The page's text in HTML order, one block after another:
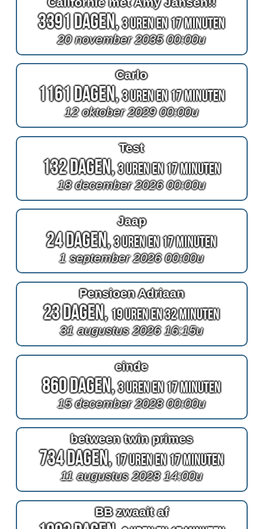
3391 Dagen,3 Uren en 17 Minuten
20 november 2035 00:00u
Carlo
1161 Dagen,3 Uren en 17 Minuten
12 oktober 2029 00:00u
Test
132 Dagen,3 Uren en 17 Minuten
18 december 2026 00:00u
Jaap
24 Dagen,3 Uren en 17 Minuten
1 september 2026 00:00u
Pensioen Adriaan
23 Dagen,19 Uren en 32 Minuten
31 augustus 2026 16:15u
einde
860 Dagen,3 Uren en 17 Minuten
15 december 2028 00:00u
between twin primes
734 Dagen,17 Uren en 17 Minuten
11 augustus 2028 14:00u
BB zwaait af